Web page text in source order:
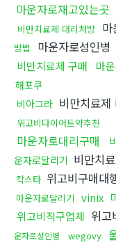
마운자로재고있는곳
비만치료제 대리처방 마
방법
마운자로성인병
비만치료제 구매 마
해포쿠
비아그라 비만치료제
위고비다이어트약추천
마운자로대리구매
운자로달리기 비만치
칵스타 위고비구매대
마운자로달리기 vinix
위고비직구업체 위고
운자로성인병
wegovy